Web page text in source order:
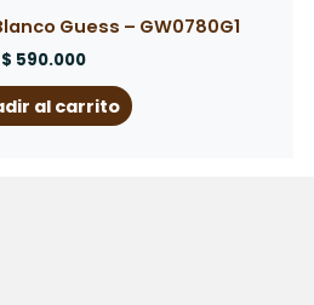
Guess – GW0780G1
$ 590.000
al carrito